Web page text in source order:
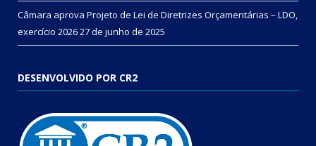
Câmara aprova Projeto de Lei de Diretrizes Orçamentárias – LDO,
exercício 202627 de junho de 2025
DESENVOLVIDO POR CR2